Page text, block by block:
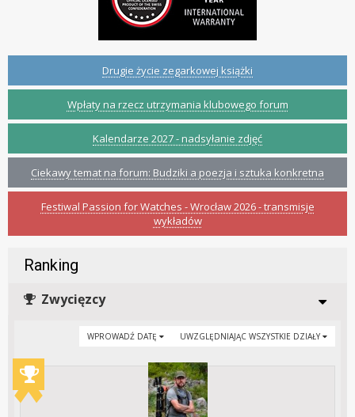
Drugie życie zegarkowej książki
Wpłaty na rzecz utrzymania klubowego forum
Kalendarze 2027 - nadsyłanie zdjęć
Ciekawy temat na forum: Budziki a poezja i sztuka konkretna
Festiwal Passion for Watches - Wrocław 2026 - transmisje
wykładów
Ranking
Zwycięzcy
UWZGLĘDNIAJĄC WSZYSTKIE DZIAŁY
WPROWADŹ DATĘ